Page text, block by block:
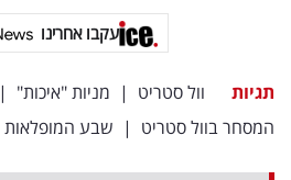
עקבו אחרינו
תגיות וול סטריט | מניות "איכות" |
המסחר בוול סטריט | שבע המופלאות